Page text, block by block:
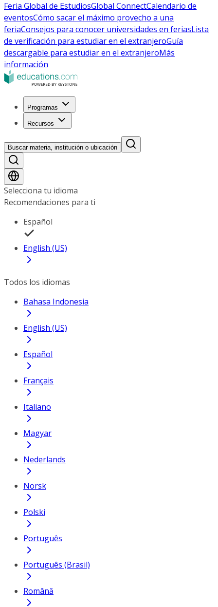
Feria Global de EstudiosGlobal ConnectCalendario de
eventosCómo sacar el máximo provecho a una
feriaConsejos para conocer universidades en feriasLista
de verificación para estudiar en el extranjeroGuía
descargable para estudiar en el extranjeroMás
información
Programas
Recursos
Buscar materia, institución o ubicación
Selecciona tu idioma
Recomendaciones para ti
Español
English (US)
Todos los idiomas
Bahasa Indonesia
English (US)
Español
Français
Italiano
Magyar
Nederlands
Norsk
Polski
Português
Português (Brasil)
Română